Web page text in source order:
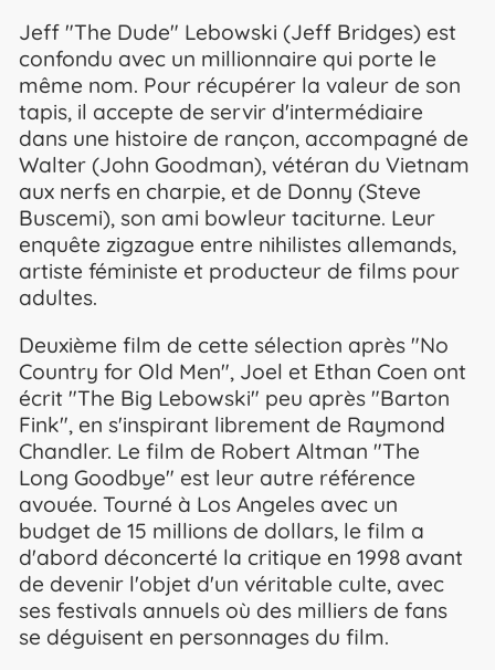
Jeff "The Dude" Lebowski (Jeff Bridges) est
confondu avec un millionnaire qui porte le
même nom. Pour récupérer la valeur de son
tapis, il accepte de servir d'intermédiaire
dans une histoire de rançon, accompagné de
Walter (John Goodman), vétéran du Vietnam
aux nerfs en charpie, et de Donny (Steve
Buscemi), son ami bowleur taciturne. Leur
enquête zigzague entre nihilistes allemands,
artiste féministe et producteur de films pour
adultes.
Deuxième film de cette sélection après "No
Country for Old Men", Joel et Ethan Coen ont
écrit "The Big Lebowski" peu après "Barton
Fink", en s'inspirant librement de Raymond
Chandler. Le film de Robert Altman "The
Long Goodbye" est leur autre référence
avouée. Tourné à Los Angeles avec un
budget de 15 millions de dollars, le film a
d'abord déconcerté la critique en 1998 avant
de devenir l'objet d'un véritable culte, avec
ses festivals annuels où des milliers de fans
se déguisent en personnages du film.